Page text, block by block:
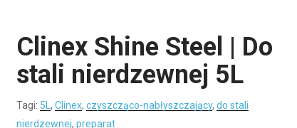
Clinex Shine Steel | Do
stali nierdzewnej 5L
Tagi: 5L,Clinex,czyszcząco-nabłyszczający,do stali
nierdzewnej,preparat